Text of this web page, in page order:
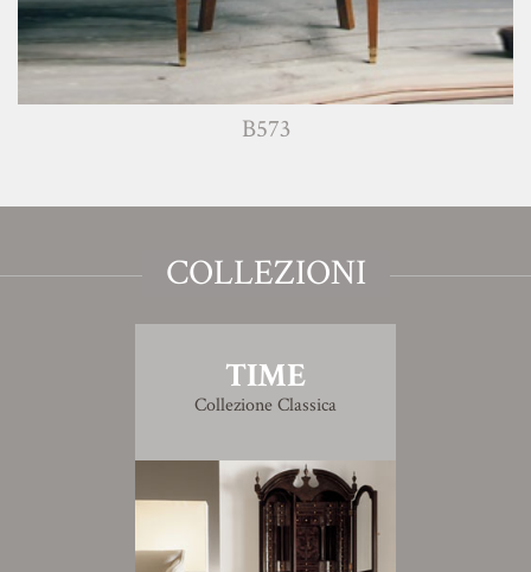
B573
COLLEZIONI
TIME
Collezione Classica